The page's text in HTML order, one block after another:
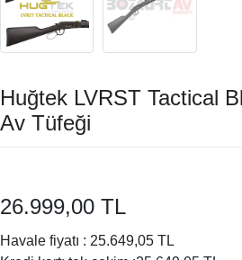
Huğtek LVRST Tactical
Av Tüfeği
26.999,00 TL
Havale fiyatı : 25.649,05 TL